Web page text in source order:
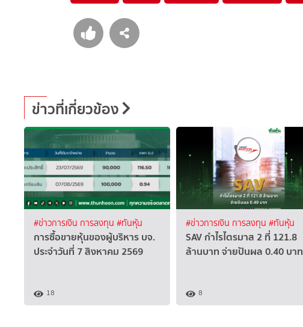
ข่าวที่เกี่ยวข้อง
#ข่าวการเงิน การลงทุน #ทันหุ้น
การซื้อขายหุ้นของผู้บริหาร บจ.
ประจำวันที่ 7 สิงหาคม 2569
18
#ข่าวการเงิน การลงทุน #ทันหุ้น
SAV กำไรไตรมาส 2 ที่ 121.8
ล้านบาท จ่ายปันผล 0.40 บาท
8